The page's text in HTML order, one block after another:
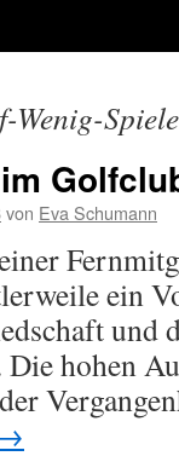
Wenig-
von Eva Schumann
ein
und
hohen